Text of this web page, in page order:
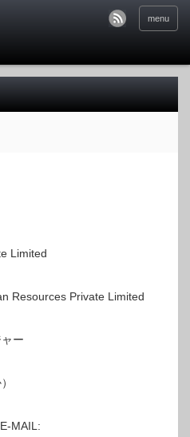
menu
Limited
Resources Private Limited
ー
MAIL: